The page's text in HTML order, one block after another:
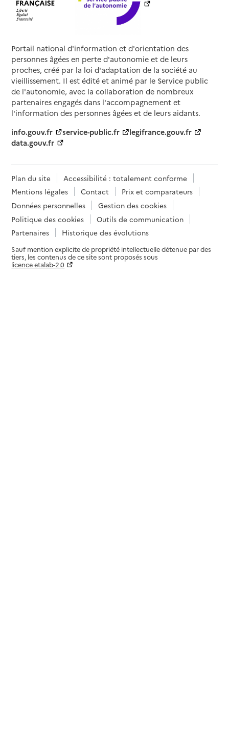
Portail national d'information et d'orientation des
personnes âgées en perte d'autonomie et de leurs
proches, créé par la loi d'adaptation de la société au
vieillissement. Il est édité et animé par le Service public
de l'autonomie, avec la collaboration de nombreux
partenaires engagés dans l'accompagnement et
l'information des personnes âgées et de leurs aidants.
info.gouv.fr
service-public.fr
legifrance.gouv.fr
data.gouv.fr
Plan du site
Accessibilité : totalement conforme
Mentions légales
Contact
Prix et comparateurs
Données personnelles
Gestion des cookies
Politique des cookies
Outils de communication
Partenaires
Historique des évolutions
Sauf mention explicite de propriété intellectuelle détenue par des
tiers, les contenus de ce site sont proposés sous
licence etalab-2.0